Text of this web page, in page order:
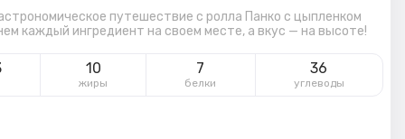
путешествие с ролла Панко с цыпленком
каждый ингредиент на своем месте, а вкус — на высоте!
10
жиры
7
белки
36
углеводы